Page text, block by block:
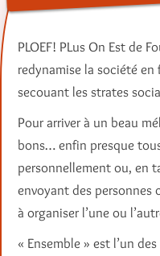
PLOEF! PLus On Est de
redynamise la société en
secouant les strates
Pour arriver à un beau
bons… enfin presque
personnellement ou, en
envoyant des
à organiser l’une ou
« Ensemble » est l’un